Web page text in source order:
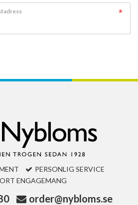
PERSONLIG SERVICE
ENGAGEMANG
order@nybloms.se